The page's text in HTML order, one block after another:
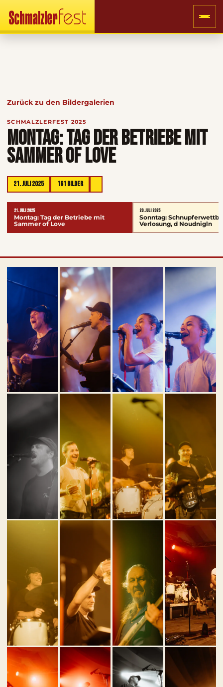
Zurück zu den Bildergalerien
SCHMALZLERFEST 2025
MONTAG: TAG DER BETRIEBE MIT
SAMMER OF LOVE
21. JULI 2025 161 BILDER
21. JULI 2025
Montag: Tag der Betriebe mit
Sammer of Love
20. JULI 2025
Sonntag:
Verlosung, d Noudnigln